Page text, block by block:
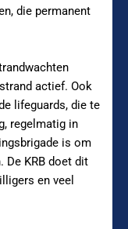
die permanent
actief. Ook
lifeguards, die te
regelmatig in
is om
De KRB doet dit
en veel